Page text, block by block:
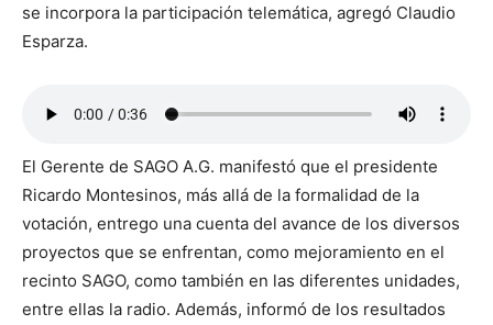
se incorpora la participación telemática, agregó Claudio
Esparza.
El Gerente de SAGO A.G. manifestó que el presidente
Ricardo Montesinos, más allá de la formalidad de la
votación, entrego una cuenta del avance de los diversos
proyectos que se enfrentan, como mejoramiento en el
recinto SAGO, como también en las diferentes unidades,
entre ellas la radio. Además, informó de los resultados